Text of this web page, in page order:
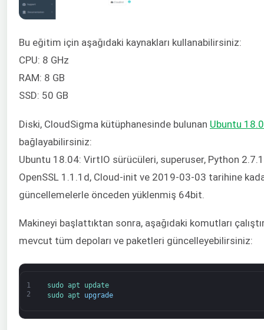
Bu eğitim için aşağıdaki kaynakları kullanabilirsiniz:
CPU: 8 GHz
RAM: 8 GB
SSD: 50 GB
Diski, CloudSigma kütüphanesinde bulunan Ubuntu
bağlayabilirsiniz:
Ubuntu 18.04: VirtIO sürücüleri, superuser, Python
OpenSSL 1.1.1d, Cloud-init ve 2019-03-03 tarihine
güncellemelerle önceden yüklenmiş 64bit.
Makineyi başlattıktan sonra, aşağıdaki komutları
mevcut tüm depoları ve paketleri güncelleyebilirsiniz:
1
2
sudo apt
update
sudo apt upgrade